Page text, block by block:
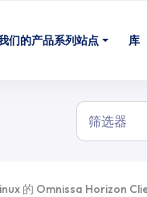
们的产品系列站点 库
筛选器
多个会话
的 Omnissa Horizon